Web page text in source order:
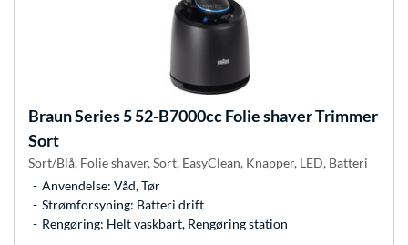
BraunSeries 5 52-B7000cc Folie shaver Trimmer
Sort
Sort/Blå, Folie shaver, Sort, EasyClean, Knapper, LED, Batteri
Anvendelse: Våd, Tør
Strømforsyning: Batteri drift
Rengøring: Helt vaskbart, Rengøring station